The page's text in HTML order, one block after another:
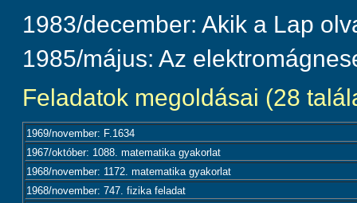
1983/december: Akik a Lap
1985/május: Az
Feladatok megoldásai (28
1969/november: F.1634
1967/október: 1088. matematika gyakorlat
1968/november: 1172. matematika gyakorlat
1968/november: 747. fizika feladat